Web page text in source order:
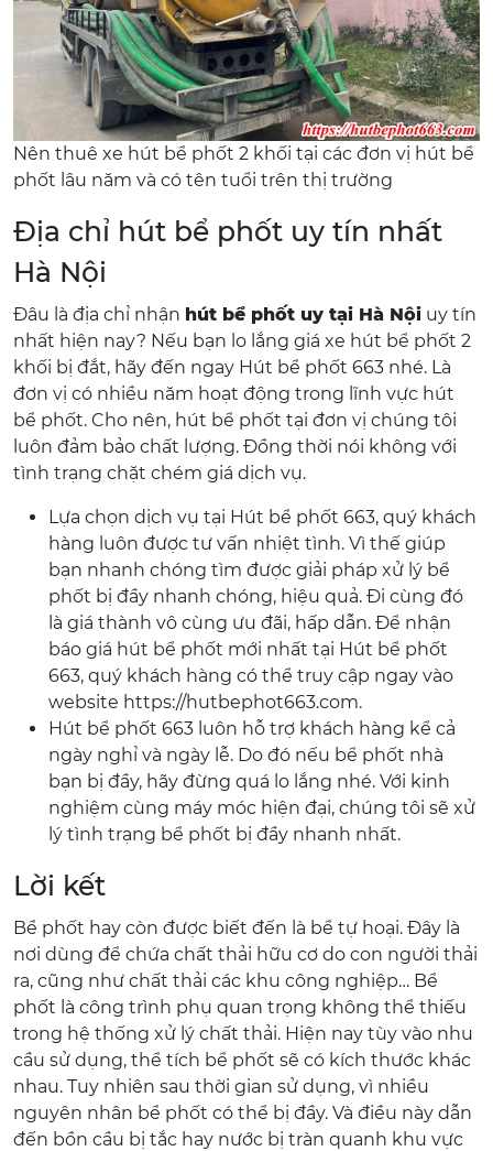
Nên thuê xe hút bể phốt 2 khối tại các đơn vị hút bể
phốt lâu năm và có tên tuổi trên thị trường
Địa chỉ hút bể phốt uy tín nhất
Hà Nội
Đâu là địa chỉ nhận hút bể phốt uy tại Hà Nội uy tín
nhất hiện nay? Nếu bạn lo lắng giá xe hút bể phốt 2
khối bị đắt, hãy đến ngay Hút bể phốt 663 nhé. Là
đơn vị có nhiều năm hoạt động trong lĩnh vực hút
bể phốt. Cho nên, hút bể phốt tại đơn vị chúng tôi
luôn đảm bảo chất lượng. Đồng thời nói không với
tình trạng chặt chém giá dịch vụ.
Lựa chọn dịch vụ tại Hút bể phốt 663, quý khách
hàng luôn được tư vấn nhiệt tình. Vì thế giúp
bạn nhanh chóng tìm được giải pháp xử lý bể
phốt bị đầy nhanh chóng, hiệu quả. Đi cùng đó
là giá thành vô cùng ưu đãi, hấp dẫn. Để nhận
báo giá hút bể phốt mới nhất tại Hút bể phốt
663, quý khách hàng có thể truy cập ngay vào
website https://hutbephot663.com.
Hút bể phốt 663 luôn hỗ trợ khách hàng kể cả
ngày nghỉ và ngày lễ. Do đó nếu bể phốt nhà
bạn bị đầy, hãy đừng quá lo lắng nhé. Với kinh
nghiệm cùng máy móc hiện đại, chúng tôi sẽ xử
lý tình trạng bể phốt bị đầy nhanh nhất.
Lời kết
Bể phốt hay còn được biết đến là bể tự hoại. Đây là
nơi dùng để chứa chất thải hữu cơ do con người thải
ra, cũng như chất thải các khu công nghiệp… Bể
phốt là công trình phụ quan trọng không thể thiếu
trong hệ thống xử lý chất thải. Hiện nay tùy vào nhu
cầu sử dụng, thể tích bể phốt sẽ có kích thước khác
nhau. Tuy nhiên sau thời gian sử dụng, vì nhiều
nguyên nhân bể phốt có thể bị đầy. Và điều này dẫn
đến bồn cầu bị tắc hay nước bị tràn quanh khu vực